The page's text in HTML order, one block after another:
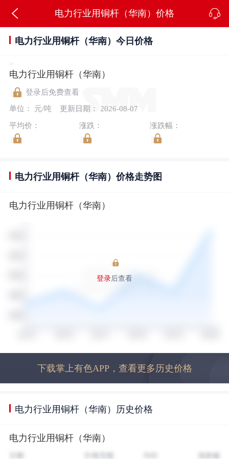
电力行业用铜杆（华南）价格
电力行业用铜杆（华南）今日价格
电力行业用铜杆（华南）
登录后免费查看
单位： 元/吨
更新日期： 2026-08-07
平均价： 涨跌： 涨跌幅：
电力行业用铜杆（华南）价格走势图
电力行业用铜杆（华南）
登录后查看
下载掌上有色APP，查看更多历史价格
电力行业用铜杆（华南）历史价格
电力行业用铜杆（华南）